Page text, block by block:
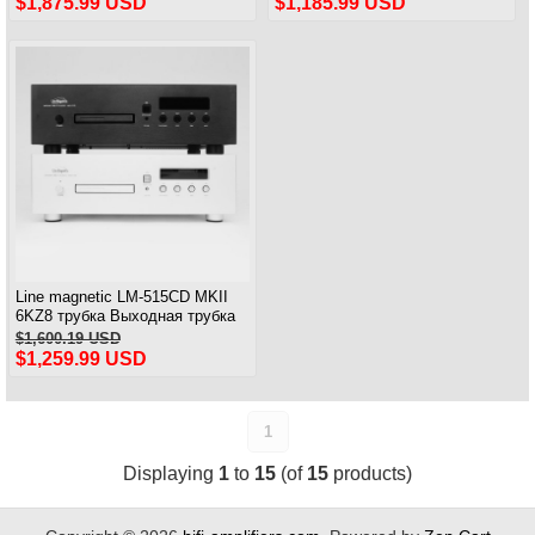
класса А 24 Вт*2
класса А
Line magnetic LM-515CD MKII
6KZ8 трубка Выходная трубка
CD-плеер Усилитель мощности
ES9016 Декодирование ЦАП
$1,600.19 USD
$1,259.99 USD
1
Displaying 1 to 15 (of 15 products)